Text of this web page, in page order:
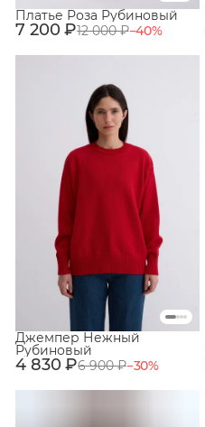
7 200 ₽12 000 ₽−40%
Платье Роза Рубиновый
4 830 ₽6 900 ₽−30%
Джемпер Нежный
Рубиновый